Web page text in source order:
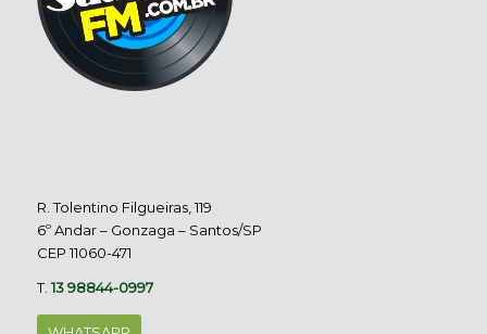
R. Tolentino Filgueiras, 119
6º Andar – Gonzaga – Santos/SP
CEP 11060-471
T.13 98844-0997